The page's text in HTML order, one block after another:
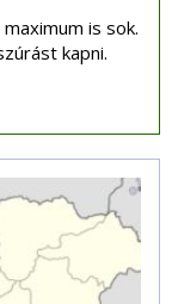
is sok.
kapni.